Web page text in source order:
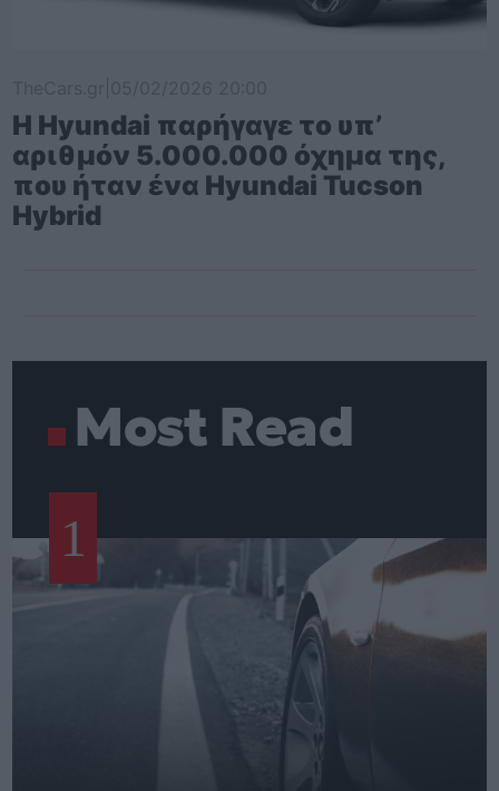
Η Hyundai παρήγαγε το υπ’
αριθμόν 5.000.000 όχημα της,
που ήταν ένα Hyundai Tucson
Hybrid
Most Read
1